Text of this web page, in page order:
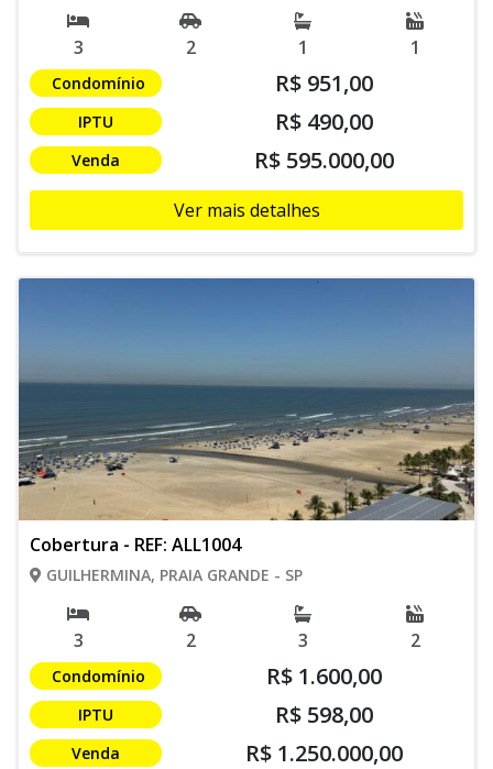
3 2 1 1
Condomínio R$ 951,00
IPTU R$ 490,00
Venda R$ 595.000,00
Ver mais detalhes
Cobertura - REF: ALL1004
GUILHERMINA, PRAIA GRANDE - SP
3 2 3 2
Condomínio R$ 1.600,00
IPTU R$ 598,00
Venda R$ 1.250.000,00